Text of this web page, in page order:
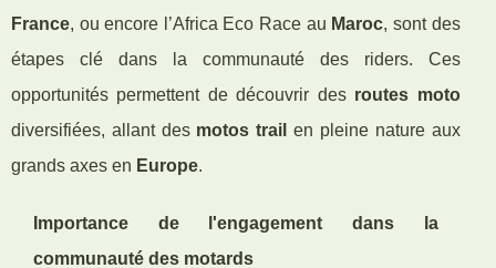
France, ou encore l’Africa Eco Race au Maroc, sont des
étapes clé dans la communauté des riders. Ces
opportunités permettent de découvrir des routes moto
diversifiées, allant des motos trail en pleine nature aux
grands axes en Europe.
Importance de l'engagement dans la
communauté des motards